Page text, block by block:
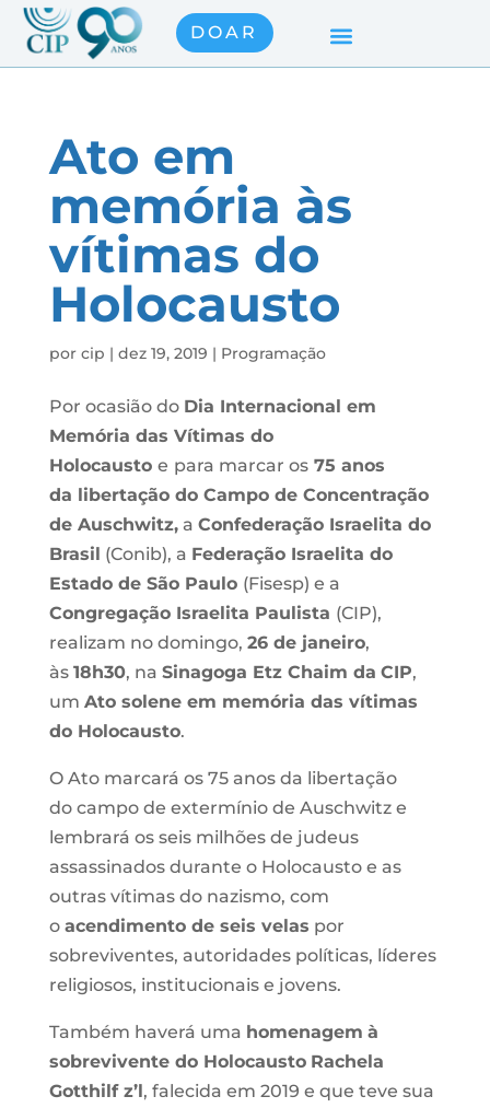
DOAR
Ato em
memória às
vítimas do
Holocausto
por cip | dez 19, 2019 | Programação
Por ocasião do Dia Internacional em
Memória das Vítimas do
Holocausto e para marcar os 75 anos
da libertação do Campo de Concentração
de Auschwitz, a Confederação Israelita do
Brasil (Conib), a Federação Israelita do
Estado de São Paulo (Fisesp) e a
Congregação Israelita Paulista (CIP),
realizam no domingo, 26 de janeiro,
às 18h30, na Sinagoga Etz Chaim da CIP,
um Ato solene em memória das vítimas
do Holocausto.
O Ato marcará os 75 anos da libertação
do campo de extermínio de Auschwitz e
lembrará os seis milhões de judeus
assassinados durante o Holocausto e as
outras vítimas do nazismo, com
o acendimento de seis velas por
sobreviventes, autoridades políticas, líderes
religiosos, institucionais e jovens.
Também haverá uma homenagem à
sobrevivente do Holocausto Rachela
Gotthilf z’l, falecida em 2019 e que teve sua